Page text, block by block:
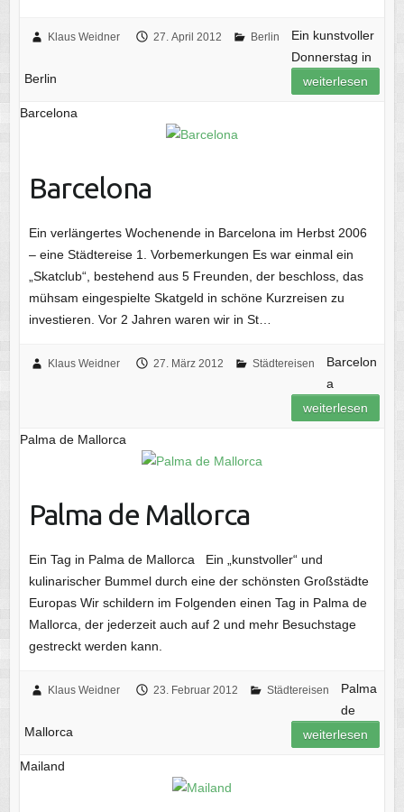
Klaus Weidner 27. April 2012 Berlin
Ein kunstvoller
Donnerstag in
Berlin
weiterlesen
Barcelona
Barcelona
Ein verlängertes Wochenende in Barcelona im Herbst 2006
– eine Städtereise 1. Vorbemerkungen Es war einmal ein
„Skatclub“, bestehend aus 5 Freunden, der beschloss, das
mühsam eingespielte Skatgeld in schöne Kurzreisen zu
investieren. Vor 2 Jahren waren wir in St…
Klaus Weidner 27. März 2012 Städtereisen
Barcelon
a
weiterlesen
Palma de Mallorca
Palma de Mallorca
Ein Tag in Palma de Mallorca Ein „kunstvoller“ und
kulinarischer Bummel durch eine der schönsten Großstädte
Europas Wir schildern im Folgenden einen Tag in Palma de
Mallorca, der jederzeit auch auf 2 und mehr Besuchstage
gestreckt werden kann.
Klaus Weidner 23. Februar 2012 Städtereisen
Palma
de
Mallorca
weiterlesen
Mailand